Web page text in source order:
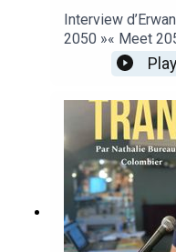
Interview
2050 »« Meet
le 13 juillet 2023
de valeur de la
d’expertise
répondre à la
en 2050.
Play